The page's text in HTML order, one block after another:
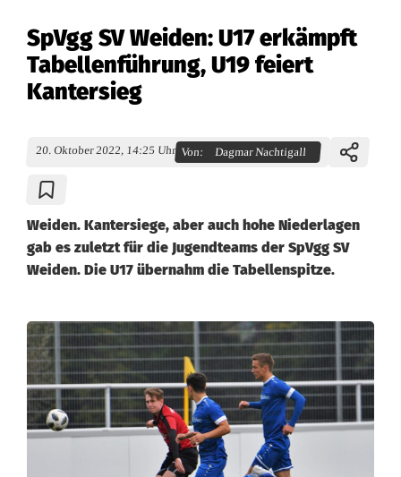
SpVgg SV Weiden: U17 erkämpft
Tabellenführung, U19 feiert
Kantersieg
20. Oktober 2022, 14:25 Uhr Von: Dagmar Nachtigall
Weiden. Kantersiege, aber auch hohe Niederlagen
gab es zuletzt für die Jugendteams der SpVgg SV
Weiden. Die U17 übernahm die Tabellenspitze.
S
p
V
g